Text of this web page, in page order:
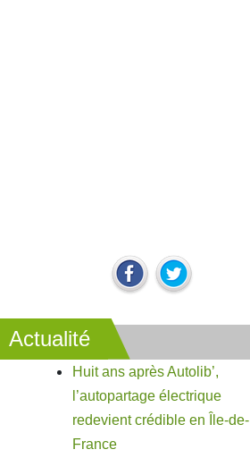
Actualité
Huit ans après Autolib’,
l’autopartage électrique
redevient crédible en Île-de-
France